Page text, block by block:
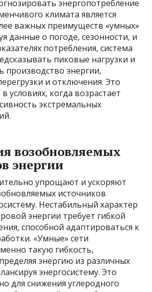
энергопотребление
климата является
важных преимуществ «умных»
данные о погоде, сезонности, и
потребления, система
пиковые нагрузки и
производство энергии,
и отключения. Это
условиях, когда возрастает
экстремальных
возобновляемых
энергии
упрощают и ускоряют
источников
Нестабильный характер
энергии требует гибкой
способной адаптироваться к
«Умные» сети
такую гибкость,
энергию из различных
энергосистему. Это
для снижения углеродного